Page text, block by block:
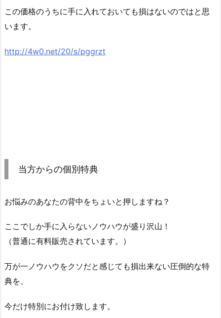
この価格のうちに手に入れておいても損はないのではと思
います。
http://4w0.net/20/s/pggrzt
当方からの個別特典
お悩みのあなたの背中をちょいと押しますね？
ここでしか手に入らないノウハウが盛り沢山！
（普通に有料販売されています。）
万が一ノウハウをクソだと感じても損出来ない圧倒的な特
典を、
今だけ特別にお付け致します。